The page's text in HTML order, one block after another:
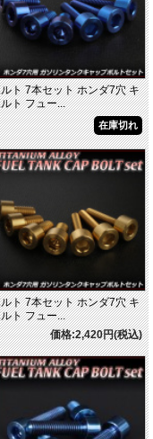
ト 7本セット ホンダ7穴 キ
ト フュー...
在庫切れ
ト 7本セット ホンダ7穴 キ
ト フュー...
価格:2,420円(税込)